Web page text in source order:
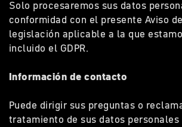
Solo procesaremos sus datos
conformidad con el presente Aviso
legislación aplicable a la que
incluido el GDPR.
Información de contacto
Puede dirigir sus preguntas o
tratamiento de sus datos personales